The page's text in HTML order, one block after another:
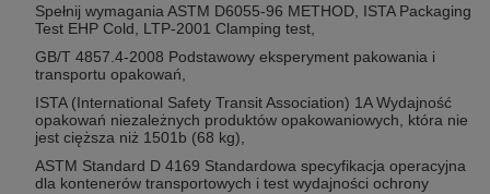
Spełnij wymagania ASTM D6055-96 METHOD, ISTA Packaging
Test EHP Cold, LTP-2001 Clamping test,
GB/T 4857.4-2008 Podstawowy eksperyment pakowania i
transportu opakowań,
ISTA (International Safety Transit Association) 1A Wydajność
opakowań niezależnych produktów opakowaniowych, która nie
jest cięższa niż 1501b (68 kg),
ASTM Standard D 4169 Standardowa specyfikacja operacyjna
dla kontenerów transportowych i test wydajności ochrony